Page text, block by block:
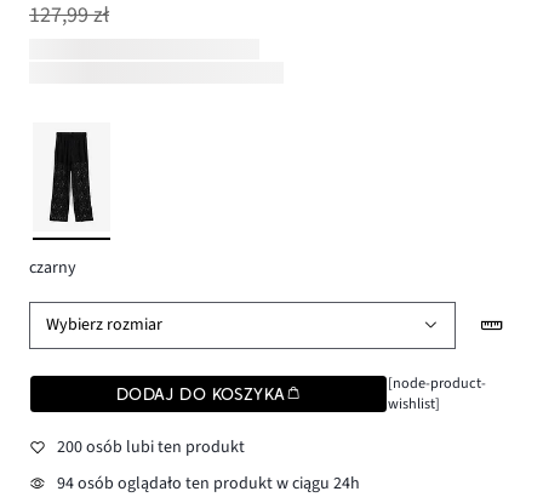
127,99 zł
czarny
Wybierz rozmiar
DODAJ DO KOSZYKA
[node-product-
wishlist]
200 osób lubi ten produkt
94 osób oglądało ten produkt w ciągu 24h